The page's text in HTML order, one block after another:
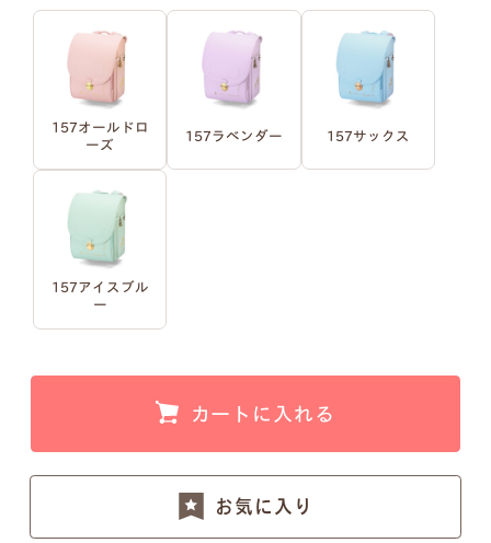
157オールドロ
ーズ
157ラベンダー 157サックス
157アイスブル
ー
カートに入れる
お気に入り
例5）苗字を略称 筆記体 例6）下の名前のみ 筆記体
例3）下の名前のみ 明朝体
例5）苗字を略称 筆記体
注意事項1